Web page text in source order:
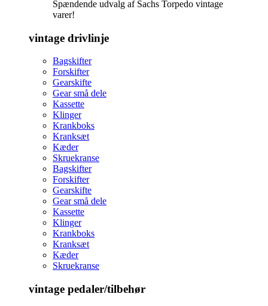
Spændende udvalg af Sachs Torpedo vintage
varer!
vintage drivlinje
Bagskifter
Forskifter
Gearskifte
Gear små dele
Kassette
Klinger
Krankboks
Kranksæt
Kæder
Skruekranse
Bagskifter
Forskifter
Gearskifte
Gear små dele
Kassette
Klinger
Krankboks
Kranksæt
Kæder
Skruekranse
vintage pedaler/tilbehør